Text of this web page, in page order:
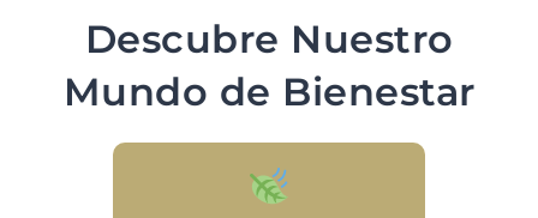
Descubre Nuestro
Mundo de Bienestar